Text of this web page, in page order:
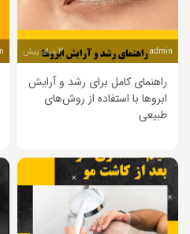
admin 3 سال پیش
راهنمای کامل برای رشد و آرایش
ابروها با استفاده از روش‌های
طبیعی